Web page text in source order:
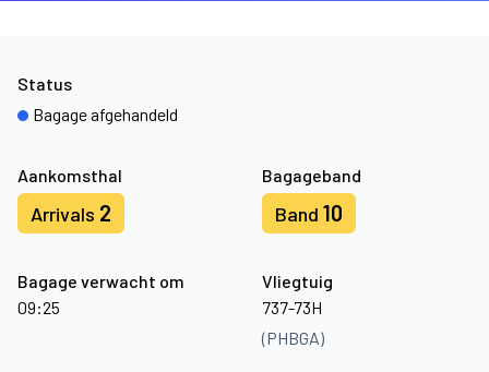
Aankomsthal
Arrivals 2
Bagageband
Band 10
Bagage verwacht om
09:25
Vliegtuig
737-73H
(PHBGA)
Status
Bagage afgehandeld